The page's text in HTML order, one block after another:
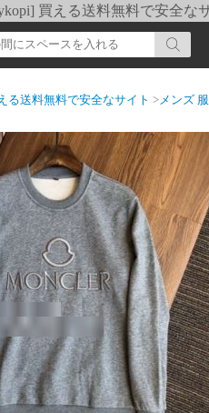
買える送料無料で安全な
る送料無料で安全なサイト >メンズ 服